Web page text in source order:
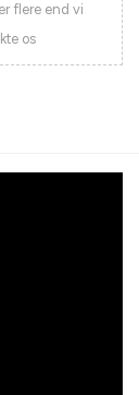
flere end vi
os